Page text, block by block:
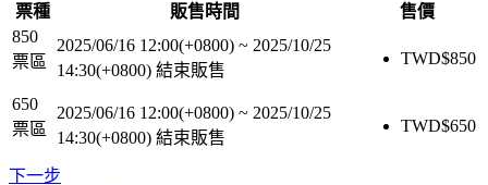
票種 販售時間
售價
850
票區
2025/06/16 12:00(+0800) ~ 2025/10/25
14:30(+0800) 結束販售
TWD$850
650
票區
2025/06/16 12:00(+0800) ~ 2025/10/25
14:30(+0800) 結束販售
TWD$650
下一步